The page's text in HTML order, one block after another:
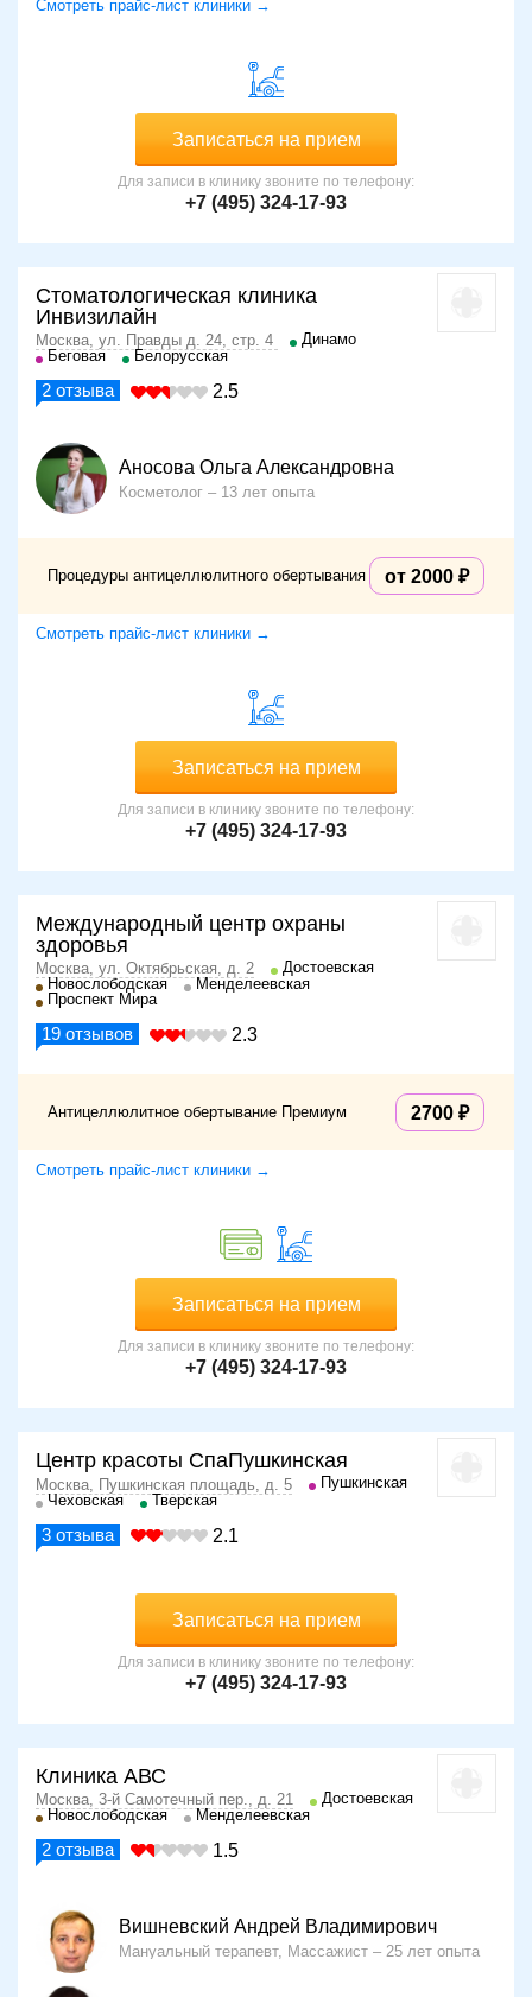
Смотреть прайс-лист клиники →
Записаться на прием
Для записи в клинику звоните по телефону:
+7 (495) 324-17-93
Стоматологическая клиника
Инвизилайн
Москва, ул. Правды д. 24, стр. 4
Динамо
Беговая
Белорусская
2 отзыва 2.5
Аносова Ольга Александровна
Косметолог 13 лет опыта
Процедуры антицеллюлитного обертывания от 2000
Смотреть прайс-лист клиники →
Записаться на прием
Для записи в клинику звоните по телефону:
+7 (495) 324-17-93
Международный центр охраны
здоровья
Москва, ул. Октябрьская, д. 2
Достоевская
Новослободская
Менделеевская
Проспект Мира
19 отзывов 2.3
Антицеллюлитное обертывание Премиум 2700
Смотреть прайс-лист клиники →
Записаться на прием
Для записи в клинику звоните по телефону:
+7 (495) 324-17-93
Центр красоты СпаПушкинская
Москва, Пушкинская площадь, д. 5
Пушкинская
Чеховская
Тверская
3 отзыва 2.1
Записаться на прием
Для записи в клинику звоните по телефону:
+7 (495) 324-17-93
Клиника АВС
Москва, 3-й Самотечный пер., д. 21
Достоевская
Новослободская
Менделеевская
2 отзыва 1.5
Вишневский Андрей Владимирович
Мануальный терапевт, Массажист 25 лет опыта